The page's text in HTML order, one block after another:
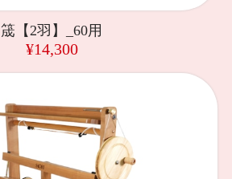
筬【2羽】_60用
¥14,300